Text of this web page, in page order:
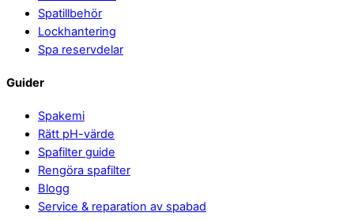
Spatillbehör
Lockhantering
Spa reservdelar
Guider
Spakemi
Rätt pH-värde
Spafilter guide
Rengöra spafilter
Blogg
Service & reparation av spabad